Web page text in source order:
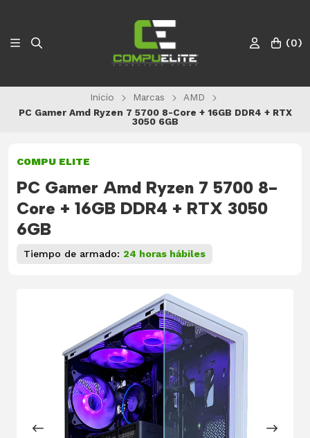
(0)
Inicio Marcas
AMD
PC Gamer Amd Ryzen 7 5700 8-Core + 16GB DDR4 + RTX
3050 6GB
COMPU ELITE
PC Gamer Amd Ryzen 7 5700 8-
Core + 16GB DDR4 + RTX 3050
6GB
Tiempo de armado: 24 horas hábiles